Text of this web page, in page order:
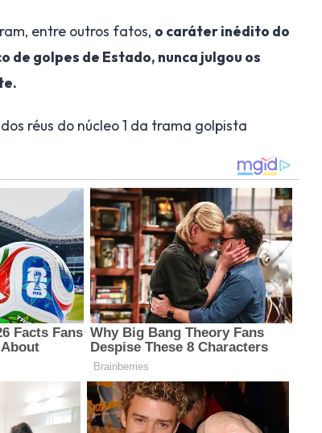
entre outros fatos, o caráter inédito do
de golpes de Estado, nunca julgou os
réus do núcleo 1 da trama golpista